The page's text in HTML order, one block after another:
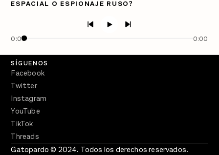
ESPACIAL O ESPIONAJE RUSO?
0:00 0:00
PÓDCASTS
Crecer en Distopía
SÍGUENOS
Facebook
Twitter
Instagram
YouTube
TikTok
Threads
Gatopardo © 2024. Todos los derechos reservados.